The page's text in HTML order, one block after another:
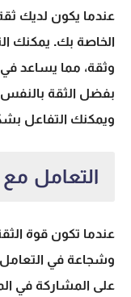
عندما يكون لديك
الخاصة بك. يمكنك
وثقة، مما يساعد في
بفضل الثقة
ويمكنك التفاعل
التعامل مع
عندما تكون قوة
وشجاعة في التعامل
على المشاركة في